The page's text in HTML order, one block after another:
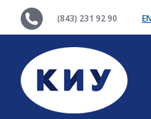
(843) 231 92 90